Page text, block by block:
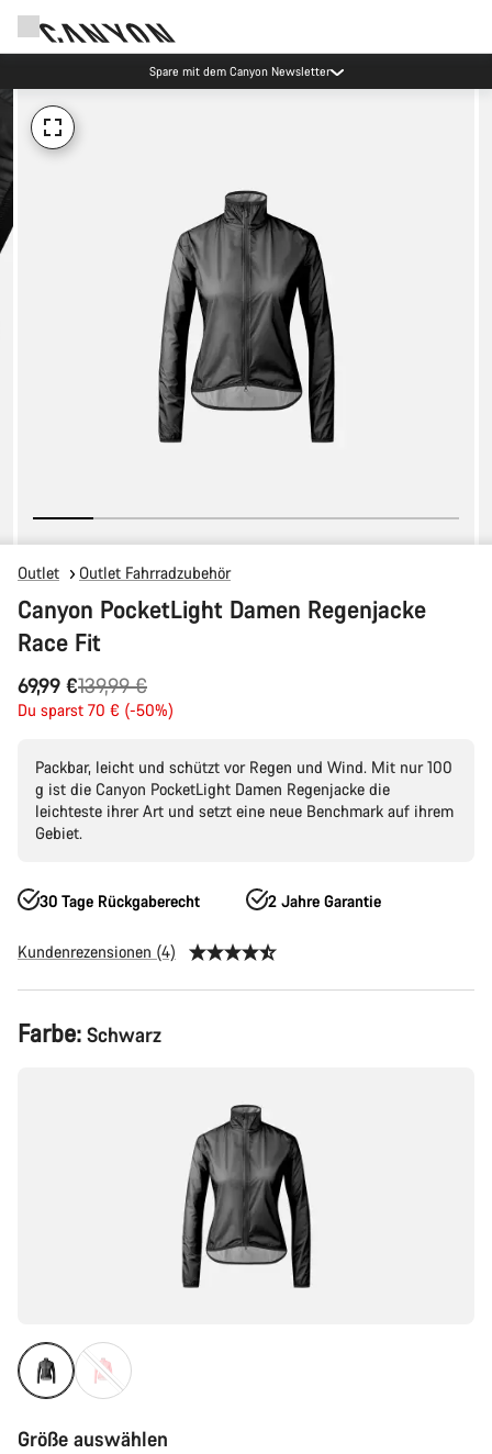
Spare mit dem Canyon Newsletter
Outlet Outlet Fahrradzubehör
Canyon PocketLight Damen Regenjacke
Race Fit
69,99 €
Ursprungspreis
139,99 €
Du sparst 70 € (-50%)
Packbar, leicht und schützt vor Regen und Wind. Mit nur 100
g ist die Canyon PocketLight Damen Regenjacke die
leichteste ihrer Art und setzt eine neue Benchmark auf ihrem
Gebiet.
30 Tage Rückgaberecht 2 Jahre Garantie
Kundenrezensionen (4)
Produktkonfiguration
Farbe: Schwarz
Größe auswählen